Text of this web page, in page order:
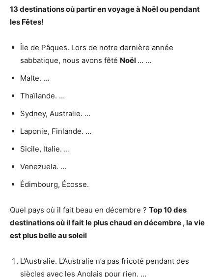
13 destinationsoù partiren voyage à Noëlou pendant
les Fêtes!
Île de Pâques. Lors de notre dernière année
sabbatique, nous avons fêté Noël … …
Malte. …
Thaïlande. …
Sydney, Australie. …
Laponie, Finlande. …
Sicile, Italie. …
Venezuela. …
Édimbourg, Écosse.
Quel pays où il fait beau en décembre ? Top 10 des
destinations oùil faitle plus chaud endécembre , la vie
est plus belle au soleil
L’Australie. L’Australie n’a pas fricoté pendant des
siècles avec les Anglais pour rien. …